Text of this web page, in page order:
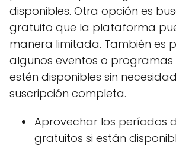
disponibles. Otra opción es
gratuito que la plataforma
manera limitada. También es
algunos eventos o programas
estén disponibles sin
suscripción completa.
Aprovechar los períodos
gratuitos si están